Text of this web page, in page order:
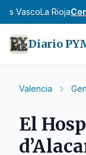
VascoLa Rioja
Diario
Valencia
El